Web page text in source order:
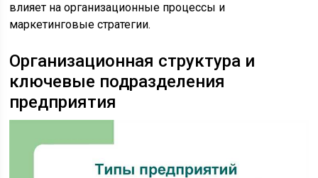
влияет на организационные процессы и
маркетинговые стратегии.
Организационная структура и
ключевые подразделения
предприятия